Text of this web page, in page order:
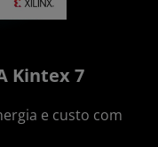
Kintex 7
e custo com